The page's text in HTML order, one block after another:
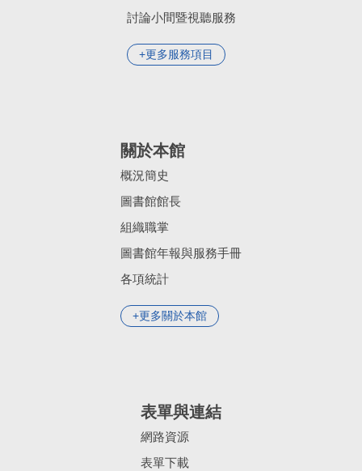
討論小間暨視聽服務
更多服務項目
關於本館
概況簡史
圖書館館長
組織職掌
圖書館年報與服務手冊
各項統計
更多關於本館
表單與連結
網路資源
表單下載